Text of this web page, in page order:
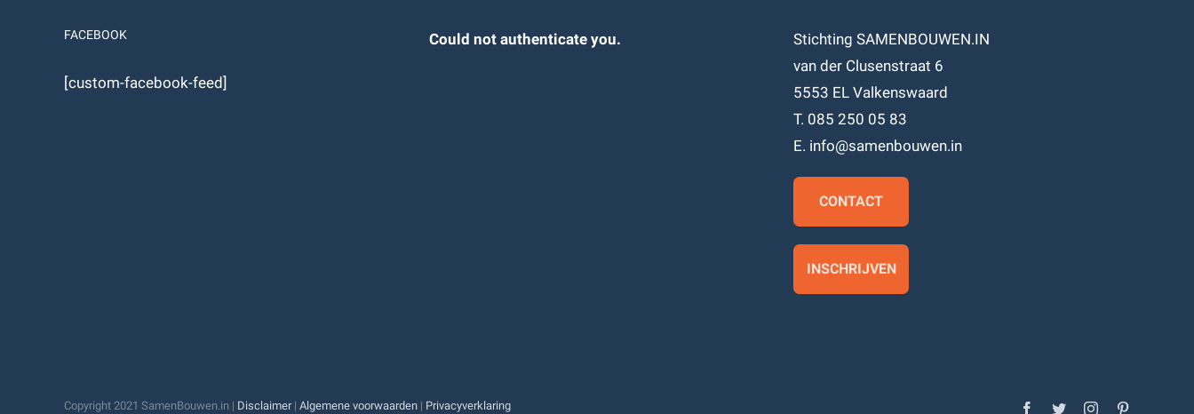
FACEBOOK
[custom-facebook-feed]
Could not authenticate you.
Stichting SAMENBOUWEN.IN
van der Clusenstraat 6
5553 EL Valkenswaard
T. 085 250 05 83
E. info@samenbouwen.in
CONTACT
INSCHRIJVEN
Copyright 2021 SamenBouwen.in | Disclaimer| Algemene voorwaarden | Privacyverklaring Facebook
TwitterInstagram